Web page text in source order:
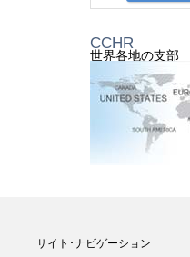
CCHR
世界各地の支部
サイト･ナビゲーション